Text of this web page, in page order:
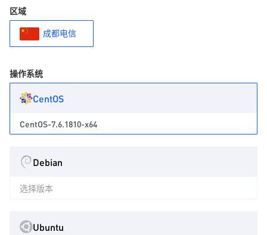
区域
成都电信
操作系统
CentOS
CentOS-7.6.1810-x64
Debian
选择版本
Ubuntu